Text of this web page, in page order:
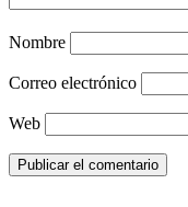
Nombre
Correo electrónico
Web